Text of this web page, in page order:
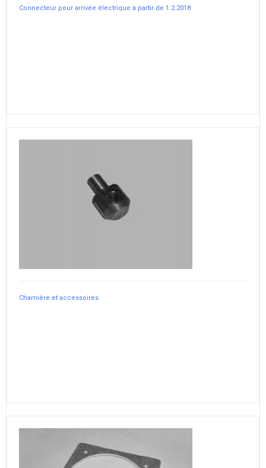
Connecteur pour arrivée électrique à partir de 1.2.2018
Charnière et accessoires